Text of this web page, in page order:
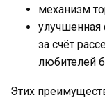
механизм
улучшенная
за счёт
любителей
Этих